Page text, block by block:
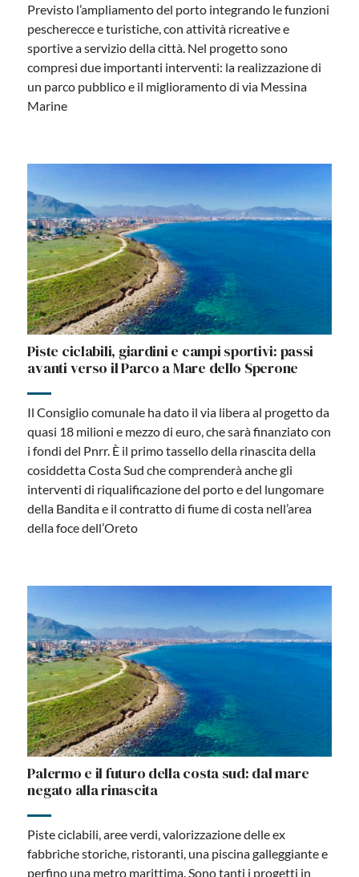
Previsto l’ampliamento del porto integrando le funzioni
pescherecce e turistiche, con attività ricreative e
sportive a servizio della città. Nel progetto sono
compresi due importanti interventi: la realizzazione di
un parco pubblico e il miglioramento di via Messina
Marine
Piste ciclabili, giardini e campi sportivi: passi
avanti verso il Parco a Mare dello Sperone
Il Consiglio comunale ha dato il via libera al progetto da
quasi 18 milioni e mezzo di euro, che sarà finanziato con
i fondi del Pnrr. È il primo tassello della rinascita della
cosiddetta Costa Sud che comprenderà anche gli
interventi di riqualificazione del porto e del lungomare
della Bandita e il contratto di fiume di costa nell’area
della foce dell’Oreto
Palermo e il futuro della costa sud: dal mare
negato alla rinascita
Piste ciclabili, aree verdi, valorizzazione delle ex
fabbriche storiche, ristoranti, una piscina galleggiante e
perfino una metro marittima. Sono tanti i progetti in